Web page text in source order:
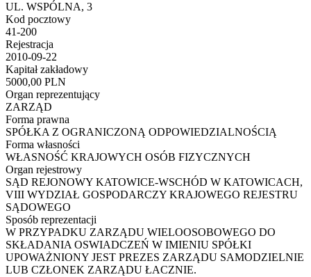
UL. WSPÓLNA, 3
Kod pocztowy
41-200
Rejestracja
2010-09-22
Kapitał zakładowy
5000,00 PLN
Organ reprezentujący
ZARZĄD
Forma prawna
SPÓŁKA Z OGRANICZONĄ ODPOWIEDZIALNOŚCIĄ
Forma własności
WŁASNOŚĆ KRAJOWYCH OSÓB FIZYCZNYCH
Organ rejestrowy
SĄD REJONOWY KATOWICE-WSCHÓD W KATOWICACH,
VIII WYDZIAŁ GOSPODARCZY KRAJOWEGO REJESTRU
SĄDOWEGO
Sposób reprezentacji
W PRZYPADKU ZARZĄDU WIELOOSOBOWEGO DO
SKŁADANIA OSWIADCZEŃ W IMIENIU SPÓŁKI
UPOWAŻNIONY JEST PREZES ZARZĄDU SAMODZIELNIE
LUB CZŁONEK ZARZĄDU ŁACZNIE.